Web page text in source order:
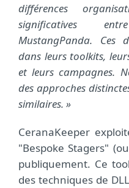
différences
significatives
MustangPanda. Ces
dans leurs toolkits,
et leurs campagnes.
des approches
similaires. »
CeranaKeeper
"Bespoke Stagers"
publiquement. Ce
des techniques de